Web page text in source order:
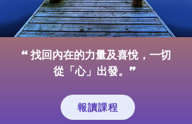
“找回內在的力量及喜悅， 一切
從「心」出發。”
報讀課程